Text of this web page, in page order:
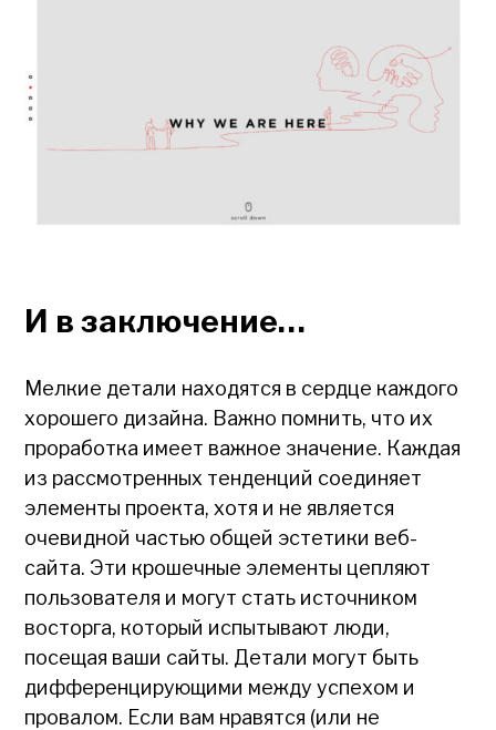
И в заключение…
Мелкие детали находятся в сердце каждого
хорошего дизайна. Важно помнить, что их
проработка имеет важное значение. Каждая
из рассмотренных тенденций соединяет
элементы проекта, хотя и не является
очевидной частью общей эстетики веб-
сайта. Эти крошечные элементы цепляют
пользователя и могут стать источником
восторга, который испытывают люди,
посещая ваши сайты. Детали могут быть
дифференцирующими между успехом и
провалом. Если вам нравятся (или не